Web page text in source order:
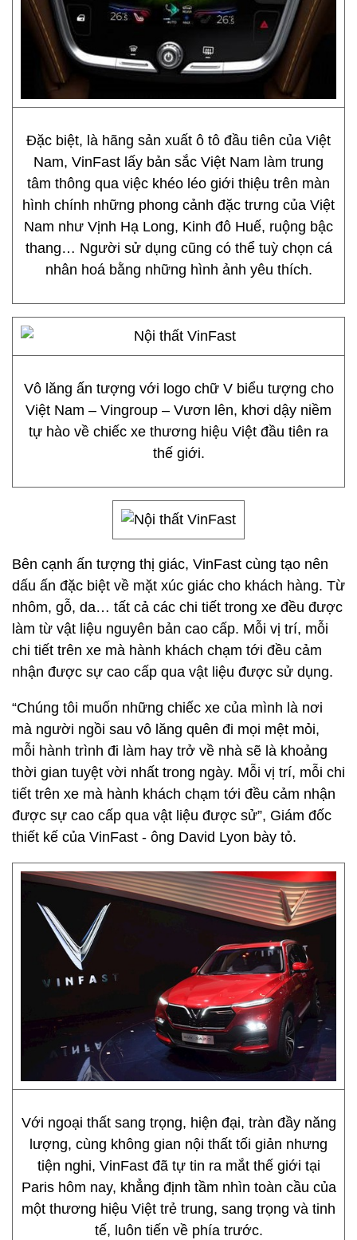
Đặc biệt, là hãng sản xuất ô tô đầu tiên của Việt
Nam, VinFast lấy bản sắc Việt Nam làm trung
tâm thông qua việc khéo léo giới thiệu trên màn
hình chính những phong cảnh đặc trưng của Việt
Nam như Vịnh Hạ Long, Kinh đô Huế, ruộng bậc
thang… Người sử dụng cũng có thể tuỳ chọn cá
nhân hoá bằng những hình ảnh yêu thích.
Vô lăng ấn tượng với logo chữ V biểu tượng cho
Việt Nam – Vingroup – Vươn lên, khơi dậy niềm
tự hào về chiếc xe thương hiệu Việt đầu tiên ra
thế giới.
Bên cạnh ấn tượng thị giác, VinFast cùng tạo nên
dấu ấn đặc biệt về mặt xúc giác cho khách hàng. Từ
nhôm, gỗ, da… tất cả các chi tiết trong xe đều được
làm từ vật liệu nguyên bản cao cấp. Mỗi vị trí, mỗi
chi tiết trên xe mà hành khách chạm tới đều cảm
nhận được sự cao cấp qua vật liệu được sử dụng.
“Chúng tôi muốn những chiếc xe của mình là nơi
mà người ngồi sau vô lăng quên đi mọi mệt mỏi,
mỗi hành trình đi làm hay trở về nhà sẽ là khoảng
thời gian tuyệt vời nhất trong ngày. Mỗi vị trí, mỗi chi
tiết trên xe mà hành khách chạm tới đều cảm nhận
được sự cao cấp qua vật liệu được sử”, Giám đốc
thiết kế của VinFast - ông David Lyon bày tỏ.
Với ngoại thất sang trọng, hiện đại, tràn đầy năng
lượng, cùng không gian nội thất tối giản nhưng
tiện nghi, VinFast đã tự tin ra mắt thế giới tại
Paris hôm nay, khẳng định tầm nhìn toàn cầu của
một thương hiệu Việt trẻ trung, sang trọng và tinh
tế, luôn tiến về phía trước.